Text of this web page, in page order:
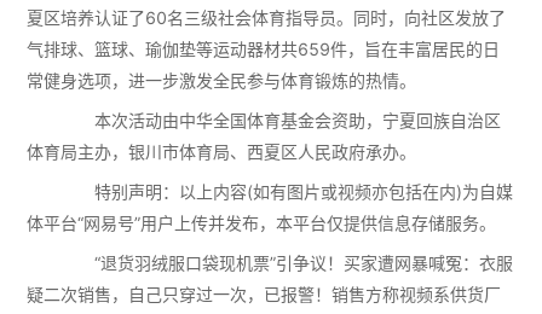
夏区培养认证了60名三级社会体育指导员。同时，向社区发放了
气排球、篮球、瑜伽垫等运动器材共659件，旨在丰富居民的日
常健身选项，进一步激发全民参与体育锻炼的热情。
本次活动由中华全国体育基金会资助，宁夏回族自治区
体育局主办，银川市体育局、西夏区人民政府承办。
特别声明：以上内容(如有图片或视频亦包括在内)为自媒
体平台“网易号”用户上传并发布，本平台仅提供信息存储服务。
“退货羽绒服口袋现机票”引争议！买家遭网暴喊冤：衣服
疑二次销售，自己只穿过一次，已报警！销售方称视频系供货厂